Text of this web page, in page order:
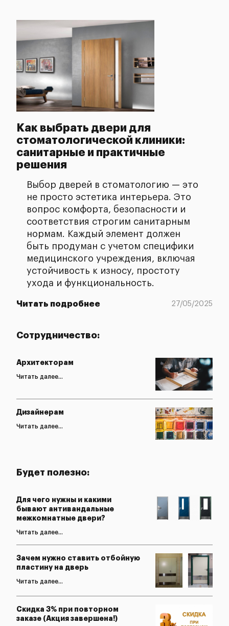
Как выбрать двери для
стоматологической клиники:
санитарные и практичные
решения
Выбор дверей в стоматологию — это
не просто эстетика интерьера. Это
вопрос комфорта, безопасности и
соответствия строгим санитарным
нормам. Каждый элемент должен
быть продуман с учетом специфики
медицинского учреждения, включая
устойчивость к износу, простоту
ухода и функциональность.
Читать подробнее 27/05/2025
Сотрудничество:
Архитекторам
Читать далее...
Дизайнерам
Читать далее...
Будет полезно:
Для чего нужны и какими
бывают антивандальные
межкомнатные двери?
Читать далее...
Зачем нужно ставить отбойную
пластину на дверь
Читать далее...
Скидка 3% при повторном
заказе (Акция завершена!)